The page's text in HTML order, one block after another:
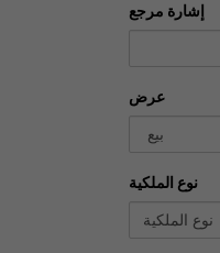
إشارة مرجع
عرض
نوع الملكية
نوع الملكية